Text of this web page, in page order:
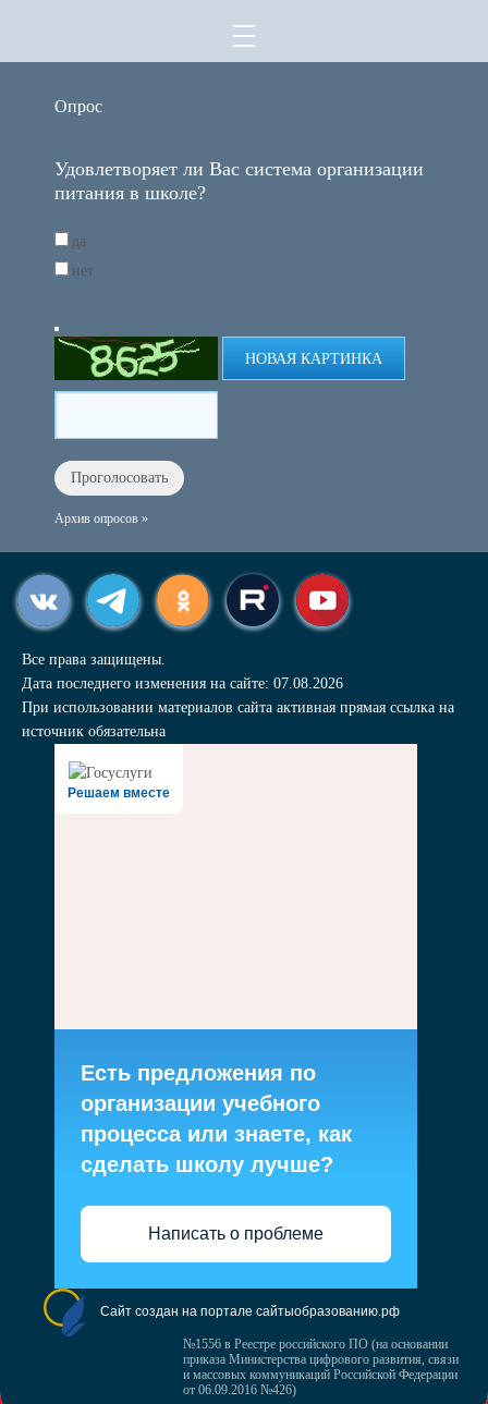
Опрос
Удовлетворяет ли Вас система организации
питания в школе?
да
нет
НОВАЯ КАРТИНКА
Архив опросов »
Все права защищены.
Дата последнего изменения на сайте: 07.08.2026
При использовании материалов сайта активная прямая ссылка на
источник обязательна
Решаем вместе
Есть предложения по
организации учебного
процесса или знаете, как
сделать школу лучше?
Написать о проблеме
Сайт создан на портале сайтыобразованию.рф
№1556 в Реестре российского ПО (на основании
приказа Министерства цифрового развития, связи
и массовых коммуникаций Российской Федерации
от 06.09.2016 №426)